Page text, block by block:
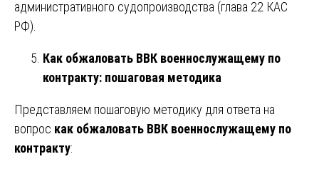
административного судопроизводства (глава 22 КАС
РФ).
Как обжаловать ВВК военнослужащему по
контракту: пошаговая методика
Представляем пошаговую методику для ответа на
вопрос как обжаловать ВВК военнослужащему по
контракту: